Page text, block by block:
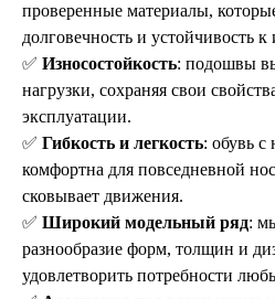
проверенные материалы,
долговечность и устойчивость
✅ Износостойкость: подошвы
нагрузки, сохраняя свои
эксплуатации.
✅ Гибкость и легкость: обувь
комфортна для повседневной
сковывает движения.
✅ Широкий модельный ряд:
разнообразие форм, толщин и
удовлетворить потребности